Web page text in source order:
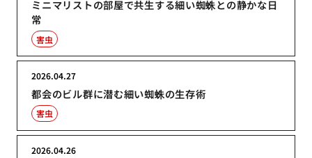
ミニマリストの部屋で共生する細い蜘蛛との静かな日
常
害虫
都会のビル群に潜む細い蜘蛛の生存術
2026.04.27
害虫
2026.04.26